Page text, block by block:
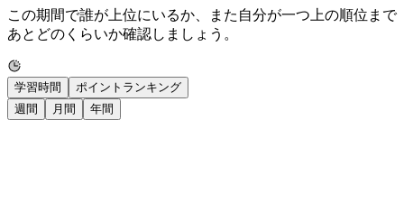
この期間で誰が上位にいるか、また自分が一つ上の順位まで
あとどのくらいか確認しましょう。
学習時間
ポイントランキング
週間
月間 年間